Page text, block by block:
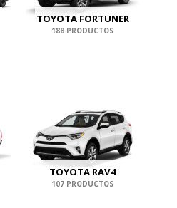
TOYOTA FORTUNER
188 PRODUCTOS
TOYOTA RAV4
107 PRODUCTOS